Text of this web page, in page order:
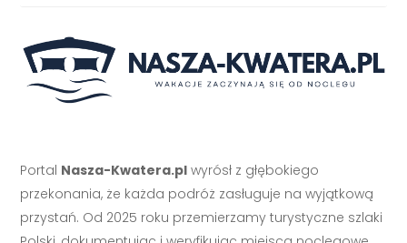
Portal Nasza-Kwatera.pl wyrósł z głębokiego
przekonania, że każda podróż zasługuje na wyjątkową
przystań. Od 2025 roku przemierzamy turystyczne szlaki